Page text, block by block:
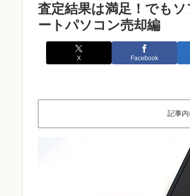
査定結果は満足！でも
ートパソコン売却編
X Facebook
記事